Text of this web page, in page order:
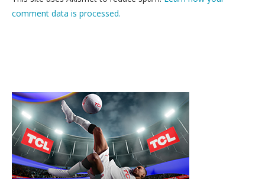
comment data is processed.